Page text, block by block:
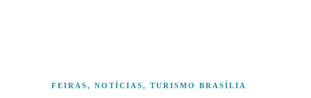
FEIRAS, NOTÍCIAS, TURISMO BRASÍLIA